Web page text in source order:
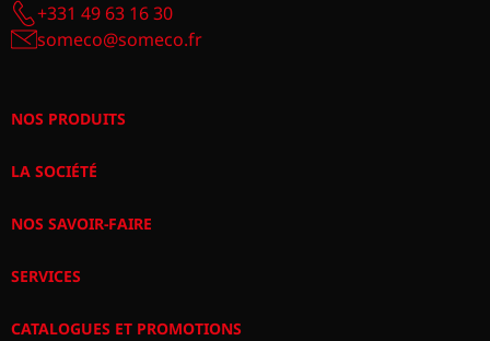
+331 49 63 16 30
someco@someco.fr
NOS PRODUITS
LA SOCIÉTÉ
NOS SAVOIR-FAIRE
SERVICES
CATALOGUES ET PROMOTIONS